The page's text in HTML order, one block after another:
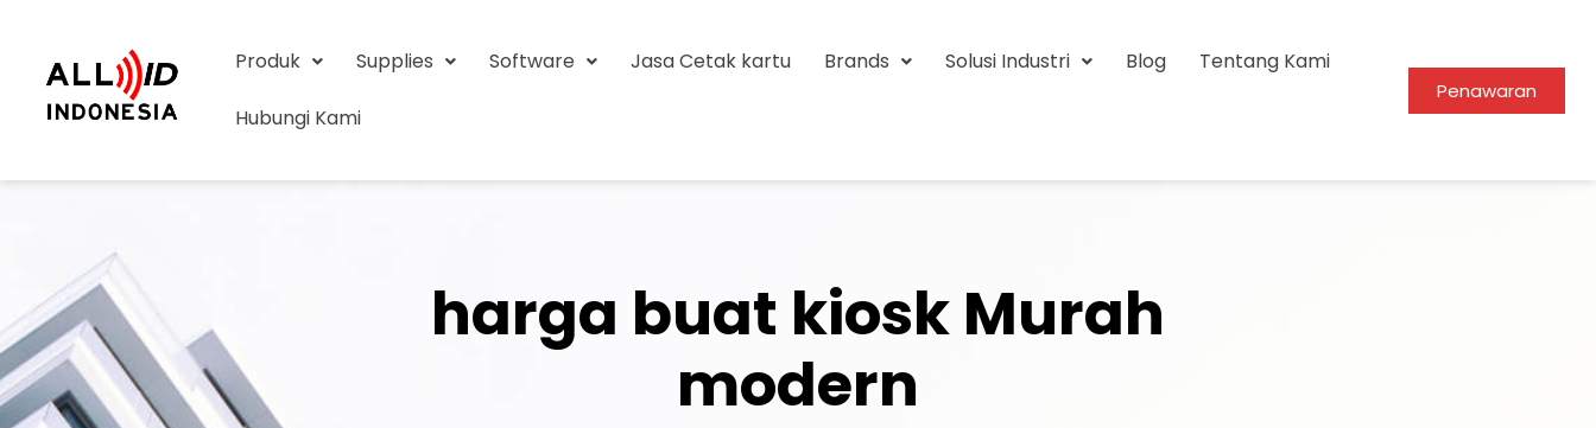
Produk Supplies Software Jasa Cetak kartu Brands Solusi Industri Blog Tentang Kami
Hubungi Kami
Penawaran
harga buat kiosk Murah
modern